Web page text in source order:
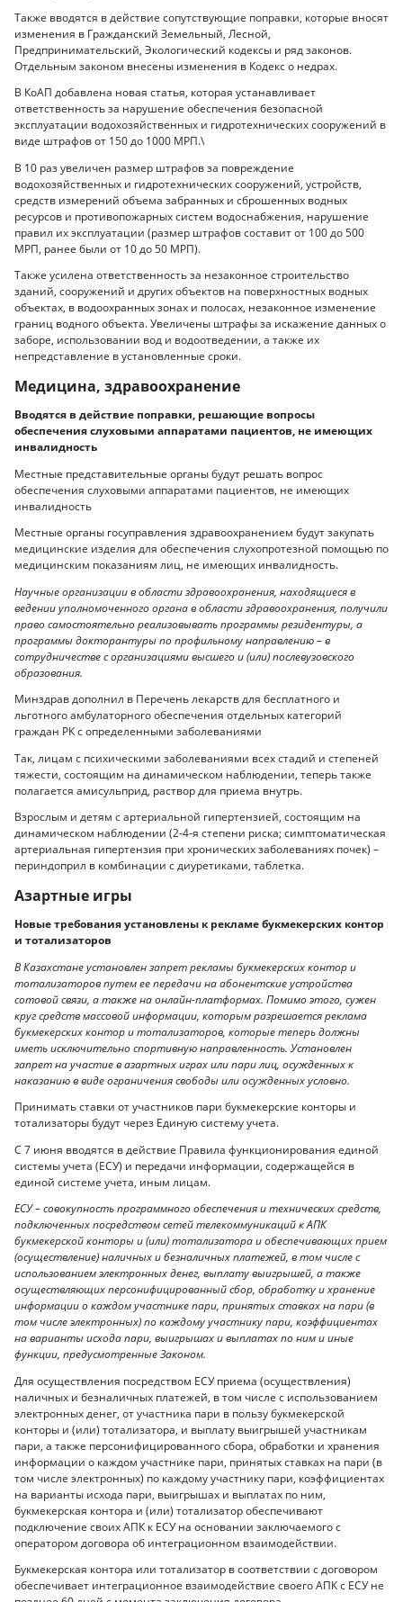
Также вводятся в действие сопутствующие поправки, которые вносят
изменения в Гражданский Земельный, Лесной,
Предпринимательский, Экологический кодексы и ряд законов.
Отдельным законом внесены изменения в Кодекс о недрах.
В КоАП добавлена новая статья, которая устанавливает
ответственность за нарушение обеспечения безопасной
эксплуатации водохозяйственных и гидротехнических сооружений в
виде штрафов от 150 до 1000 МРП.\
В 10 раз увеличен размер штрафов за повреждение
водохозяйственных и гидротехнических сооружений, устройств,
средств измерений объема забранных и сброшенных водных
ресурсов и противопожарных систем водоснабжения, нарушение
правил их эксплуатации (размер штрафов составит от 100 до 500
МРП, ранее были от 10 до 50 МРП).
Также усилена ответственность за незаконное строительство
зданий, сооружений и других объектов на поверхностных водных
объектах, в водоохранных зонах и полосах, незаконное изменение
границ водного объекта. Увеличены штрафы за искажение данных о
заборе, использовании вод и водоотведении, а также их
непредставление в установленные сроки.
Медицина, здравоохранение
Вводятся в действие поправки, решающие вопросы
обеспечения слуховыми аппаратами пациентов, не имеющих
инвалидность
Местные представительные органы будут решать вопрос
обеспечения слуховыми аппаратами пациентов, не имеющих
инвалидность
Местные органы госуправления здравоохранением будут закупать
медицинские изделия для обеспечения слухопротезной помощью по
медицинским показаниям лиц, не имеющих инвалидность.
Научные организации в области здравоохранения, находящиеся в
ведении уполномоченного органа в области здравоохранения, получили
право самостоятельно реализовывать программы резидентуры, а
программы докторантуры по профильному направлению – в
сотрудничестве с организациями высшего и (или) послевузовского
образования.
Минздрав дополнил в Перечень лекарств для бесплатного и
льготного амбулаторного обеспечения отдельных категорий
граждан РК с определенными заболеваниями
Так, лицам с психическими заболеваниями всех стадий и степеней
тяжести, состоящим на динамическом наблюдении, теперь также
полагается амисульприд, раствор для приема внутрь.
Взрослым и детям с артериальной гипертензией, состоящим на
динамическом наблюдении (2-4-я степени риска; симптоматическая
артериальная гипертензия при хронических заболеваниях почек) –
периндоприл в комбинации с диуретиками, таблетка.
Азартные игры
Новые требования установлены к рекламе букмекерских контор
и тотализаторов
В Казахстане установлен запрет рекламы букмекерских контор и
тотализаторов путем ее передачи на абонентские устройства
сотовой связи, а также на онлайн-платформах. Помимо этого, сужен
круг средств массовой информации, которым разрешается реклама
букмекерских контор и тотализаторов, которые теперь должны
иметь исключительно спортивную направленность. Установлен
запрет на участие в азартных играх или пари лиц, осужденных к
наказанию в виде ограничения свободы или осужденных условно.
Принимать ставки от участников пари букмекерские конторы и
тотализаторы будут через Единую систему учета.
С 7 июня вводятся в действие Правила функционирования единой
системы учета (ЕСУ) и передачи информации, содержащейся в
единой системе учета, иным лицам.
ЕСУ – совокупность программного обеспечения и технических средств,
подключенных посредством сетей телекоммуникаций к АПК
букмекерской конторы и (или) тотализатора и обеспечивающих прием
(осуществление) наличных и безналичных платежей, в том числе с
использованием электронных денег, выплату выигрышей, а также
осуществляющих персонифицированный сбор, обработку и хранение
информации о каждом участнике пари, принятых ставках на пари (в
том числе электронных) по каждому участнику пари, коэффициентах
на варианты исхода пари, выигрышах и выплатах по ним и иные
функции, предусмотренные Законом.
Для осуществления посредством ЕСУ приема (осуществления)
наличных и безналичных платежей, в том числе с использованием
электронных денег, от участника пари в пользу букмекерской
конторы и (или) тотализатора, и выплату выигрышей участникам
пари, а также персонифицированного сбора, обработки и хранения
информации о каждом участнике пари, принятых ставках на пари (в
том числе электронных) по каждому участнику пари, коэффициентах
на варианты исхода пари, выигрышах и выплатах по ним,
букмекерская контора и (или) тотализатор обеспечивают
подключение своих АПК к ЕСУ на основании заключаемого с
оператором договора об интеграционном взаимодействии.
Букмекерская контора или тотализатор в соответствии с договором
обеспечивает интеграционное взаимодействие своего АПК с ЕСУ не